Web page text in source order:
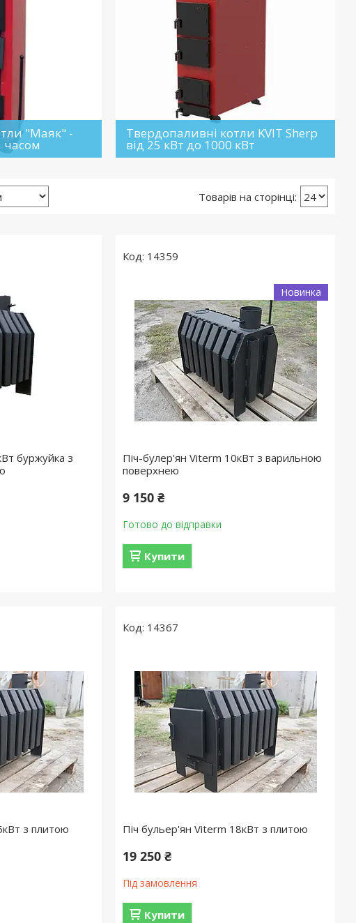
"Маяк" -
часом
Твердопаливні котли KVIT Sherp
від 25 кВт до 1000 кВт
буржуйка з
14359
Новинка
Піч-булер'ян Viterm 10кВт з варильною
поверхнею
9 150 ₴
Готово до відправки
Купити
з плитою
14367
Піч бульер'ян Viterm 18кВт з плитою
19 250 ₴
Під замовлення
Купити